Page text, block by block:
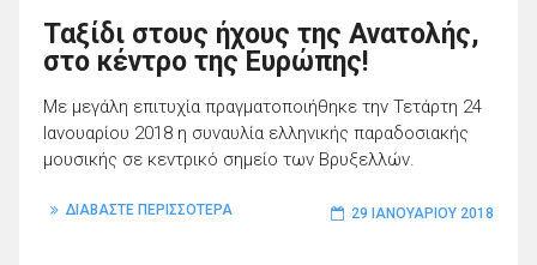
Ταξίδι στους ήχους της Ανατολής,
στο κέντρο της Ευρώπης!
Με μεγάλη επιτυχία πραγματοποιήθηκε την Τετάρτη 24
Ιανουαρίου 2018 η συναυλία ελληνικής παραδοσιακής
μουσικής σε κεντρικό σημείο των Βρυξελλών.
ΔΙΑΒΑΣΤΕ ΠΕΡΙΣΣΟΤΕΡΑ 29 ΙΑΝΟΥΑΡΊΟΥ 2018